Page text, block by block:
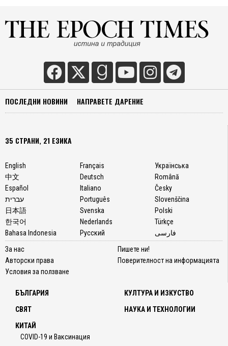
ПОСЛЕДНИ НОВИНИ НАПРАВЕТЕ ДАРЕНИЕ
35 СТРАНИ, 21 ЕЗИКА
English
中文
Español
עברית
日本語
한국어
Bahasa Indonesia
Français
Deutsch
Italiano
Português
Svenska
Nederlands
Русский
Українська
Română
Česky
Slovenščina
Polski
Türkçe
فارسی
За нас
Авторски права
Условия за ползване
Пишете ни!
Поверителност на информацията
БЪЛГАРИЯ
СВЯТ
КИТАЙ
COVID-19 и Ваксинация
КУЛТУРА И ИЗКУСТВО
НАУКА И ТЕХНОЛОГИИ